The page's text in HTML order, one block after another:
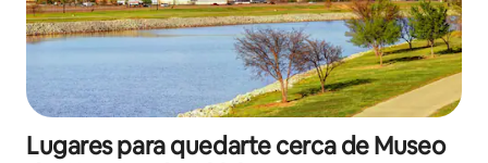
Lugares para quedarte cerca de Museo